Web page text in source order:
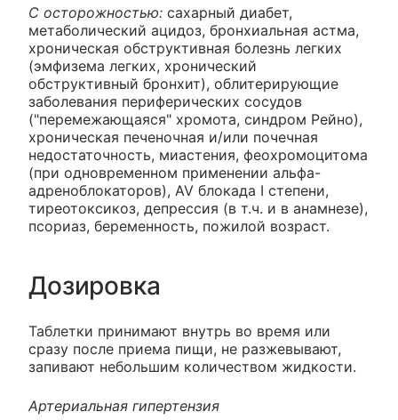
С осторожностью: сахарный диабет,
метаболический ацидоз, бронхиальная астма,
хроническая обструктивная болезнь легких
(эмфизема легких, хронический
обструктивный бронхит), облитерирующие
заболевания периферических сосудов
("перемежающаяся" хромота, синдром Рейно),
хроническая печеночная и/или почечная
недостаточность, миастения, феохромоцитома
(при одновременном применении альфа-
адреноблокаторов), AV блокада I степени,
тиреотоксикоз, депрессия (в т.ч. и в анамнезе),
псориаз, беременность, пожилой возраст.
Дозировка
Таблетки принимают внутрь во время или
сразу после приема пищи, не разжевывают,
запивают небольшим количеством жидкости.
Артериальная гипертензия